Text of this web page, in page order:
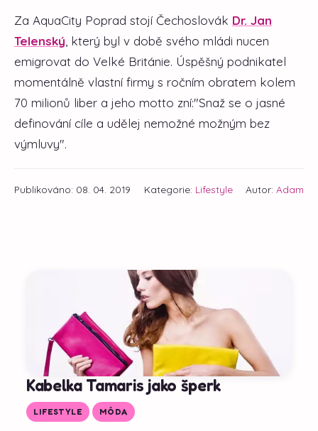
Za AquaCity Poprad stojí Čechoslovák Dr. Jan
Telenský, který byl v době svého mládi nucen
emigrovat do Velké Británie. Úspěšný podnikatel
momentálně vlastní firmy s ročním obratem kolem
70 milionů liber a jeho motto zní:"Snaž se o jasné
definování cíle a udělej nemožné možným bez
výmluvy".
Publikováno: 08. 04. 2019 Kategorie: Lifestyle Autor: Adam
Kabelka Tamaris jako šperk
LIFESTYLE MÓDA